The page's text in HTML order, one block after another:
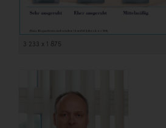
3 233 x 1 875